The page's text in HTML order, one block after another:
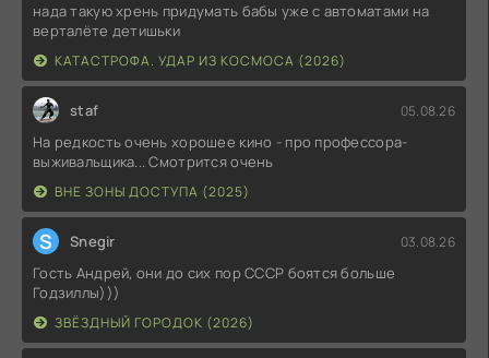
нада такую хрень придумать бабы уже с автоматами на
верталёте детишьки
КАТАСТРОФА. УДАР ИЗ КОСМОСА (2026)
staf 05.08.26
На редкость очень хорошее кино - про профессора-
выживальщика... Смотрится очень
ВНЕ ЗОНЫ ДОСТУПА (2025)
S Snegir 03.08.26
Гость Андрей, они до сих пор СССР боятся больше
Годзиллы)))
ЗВЁЗДНЫЙ ГОРОДОК (2026)